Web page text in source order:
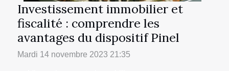
Investissement immobilier et
fiscalité : comprendre les
avantages du dispositif Pinel
Mardi 14 novembre 2023 21:35